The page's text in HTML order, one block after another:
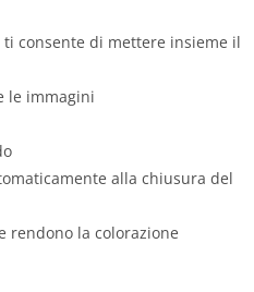
ti consente di mettere insieme il
le immagini
alla chiusura del
rendono la colorazione